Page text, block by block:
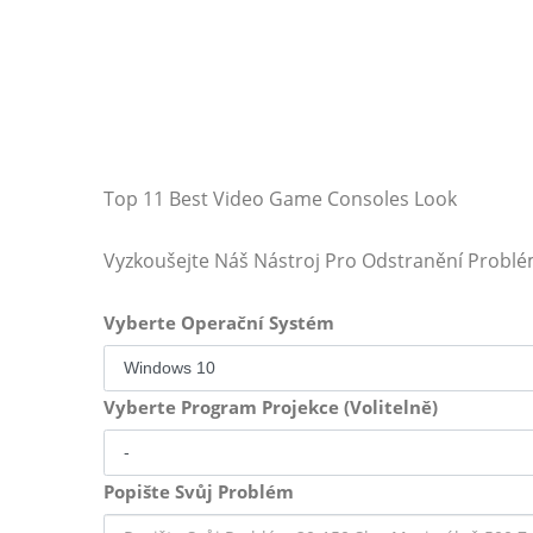
Top 11 Best Video Game Consoles Look
Vyzkoušejte Náš Nástroj Pro Odstranění
Vyberte Operační Systém
Vyberte Program Projekce (Volitelně)
Popište Svůj Problém